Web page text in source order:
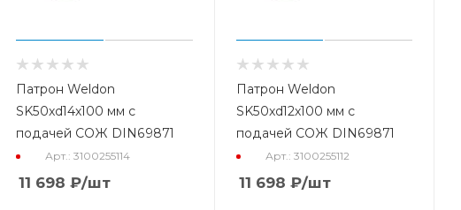
Патрон Weldon
SK50xd14x100 мм с
подачей СОЖ DIN69871
Арт.: 3100255114
11 698 ₽/шт
Патрон Weldon
SK50xd12x100 мм с
подачей СОЖ DIN69871
Арт.: 3100255112
11 698 ₽/шт